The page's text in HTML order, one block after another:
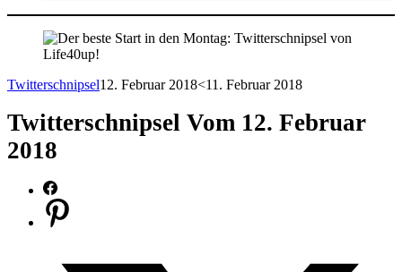
Twitterschnipsel12. Februar 2018<11. Februar 2018
Twitterschnipsel Vom 12. Februar
2018